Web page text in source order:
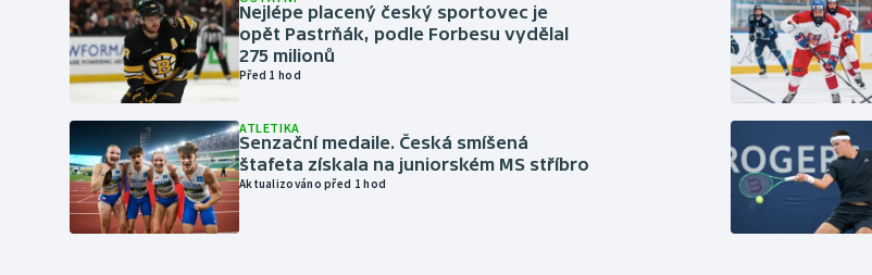
Nejlépe placený český sportovec je
opět Pastrňák, podle Forbesu vydělal
275 milionů
Před 1 hod
ATLETIKA
Senzační medaile. Česká smíšená
štafeta získala na juniorském MS stříbro
Aktualizováno před 1 hod